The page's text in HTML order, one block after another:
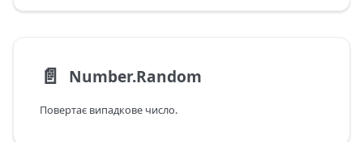
📄️ Number.Random
Повертає випадкове число.